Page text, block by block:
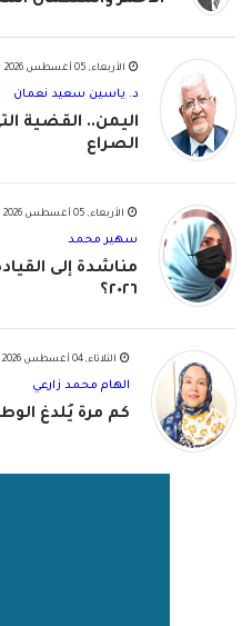
الأربعاء, 05 أغسطس 2026
د. ياسين سعيد نعمان
اليمن.. القضية
الصراع
الأربعاء, 05 أغسطس 2026
سهير محمد
مناشدة إلى
٢٠٢٦؟
الثلاثاء, 04 أغسطس 2026
الهام محمد زارعي
كم مرة يُلدغ الوطن؟